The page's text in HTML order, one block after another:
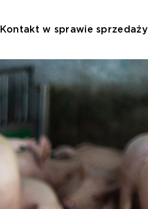
Kontakt w sprawie sprzedaży